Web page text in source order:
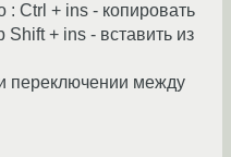
Ctrl + ins - копировать
+ ins - вставить из
переключении между